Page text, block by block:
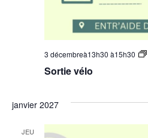
Sortie vélo
3 décembreà13h30 à15h30
janvier 2027
JEU